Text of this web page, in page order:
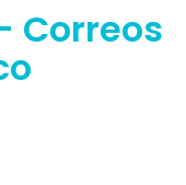
Correos